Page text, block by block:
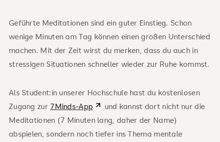
Geführte Meditationen sind ein guter Einstieg. Schon
wenige Minuten am Tag können einen großen Unterschied
machen. Mit der Zeit wirst du merken, dass du auch in
stressigen Situationen schneller wieder zur Ruhe kommst.
Als Student:in unserer Hochschule hast du kostenlosen
Zugang zur7Minds-App
und kannst dort nicht nur die
Meditationen (7 Minuten lang, daher der Name)
abspielen, sondern noch tiefer ins Thema mentale